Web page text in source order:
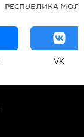
РЕСПУБЛИКА
VK